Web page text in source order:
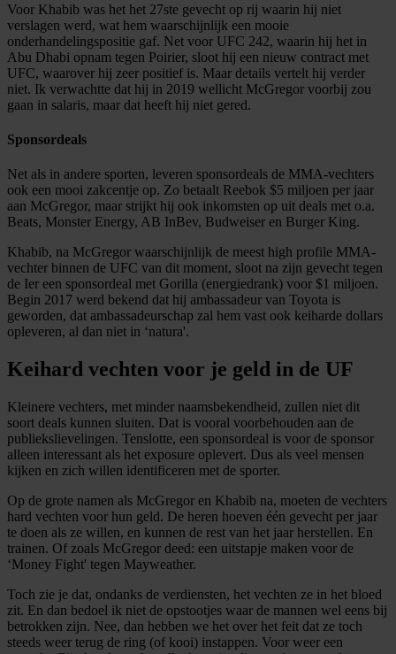
Voor Khabib was het het 27ste gevecht op rij waarin hij niet
verslagen werd, wat hem waarschijnlijk een mooie
onderhandelingspositie gaf. Net voor UFC 242, waarin hij het in
Abu Dhabi opnam tegen Poirier, sloot hij een nieuw contract met
UFC, waarover hij zeer positief is. Maar details vertelt hij verder
niet. Ik verwachtte dat hij in 2019 wellicht McGregor voorbij zou
gaan in salaris, maar dat heeft hij niet gered.
Sponsordeals
Net als in andere sporten, leveren sponsordeals de MMA-vechters
ook een mooi zakcentje op. Zo betaalt Reebok $5 miljoen per jaar
aan McGregor, maar strijkt hij ook inkomsten op uit deals met o.a.
Beats, Monster Energy, AB InBev, Budweiser en Burger King.
Khabib, na McGregor waarschijnlijk de meest high profile MMA-
vechter binnen de UFC van dit moment, sloot na zijn gevecht tegen
de Ier een sponsordeal met Gorilla (energiedrank) voor $1 miljoen.
Begin 2017 werd bekend dat hij ambassadeur van Toyota is
geworden, dat ambassadeurschap zal hem vast ook keiharde dollars
opleveren, al dan niet in ‘natura'.
Keihard vechten voor je geld in de UF
Kleinere vechters, met minder naamsbekendheid, zullen niet dit
soort deals kunnen sluiten. Dat is vooral voorbehouden aan de
publiekslievelingen. Tenslotte, een sponsordeal is voor de sponsor
alleen interessant als het exposure oplevert. Dus als veel mensen
kijken en zich willen identificeren met de sporter.
Op de grote namen als McGregor en Khabib na, moeten de vechters
hard vechten voor hun geld. De heren hoeven één gevecht per jaar
te doen als ze willen, en kunnen de rest van het jaar herstellen. En
trainen. Of zoals McGregor deed: een uitstapje maken voor de
‘Money Fight' tegen Mayweather.
Toch zie je dat, ondanks de verdiensten, het vechten ze in het bloed
zit. En dan bedoel ik niet de opstootjes waar de mannen wel eens bij
betrokken zijn. Nee, dan hebben we het over het feit dat ze toch
steeds weer terug de ring (of kooi) instappen. Voor weer een